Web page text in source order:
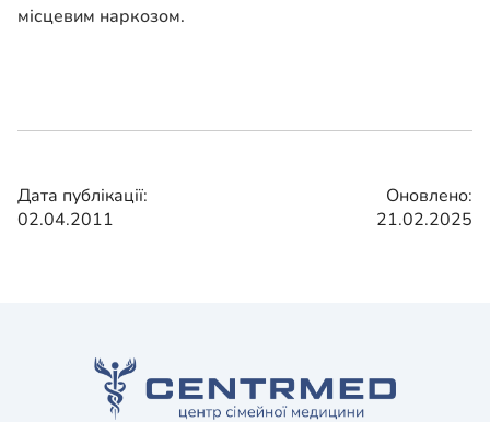
місцевим наркозом.
Дата публікації:
02.04.2011
Оновлено:
21.02.2025